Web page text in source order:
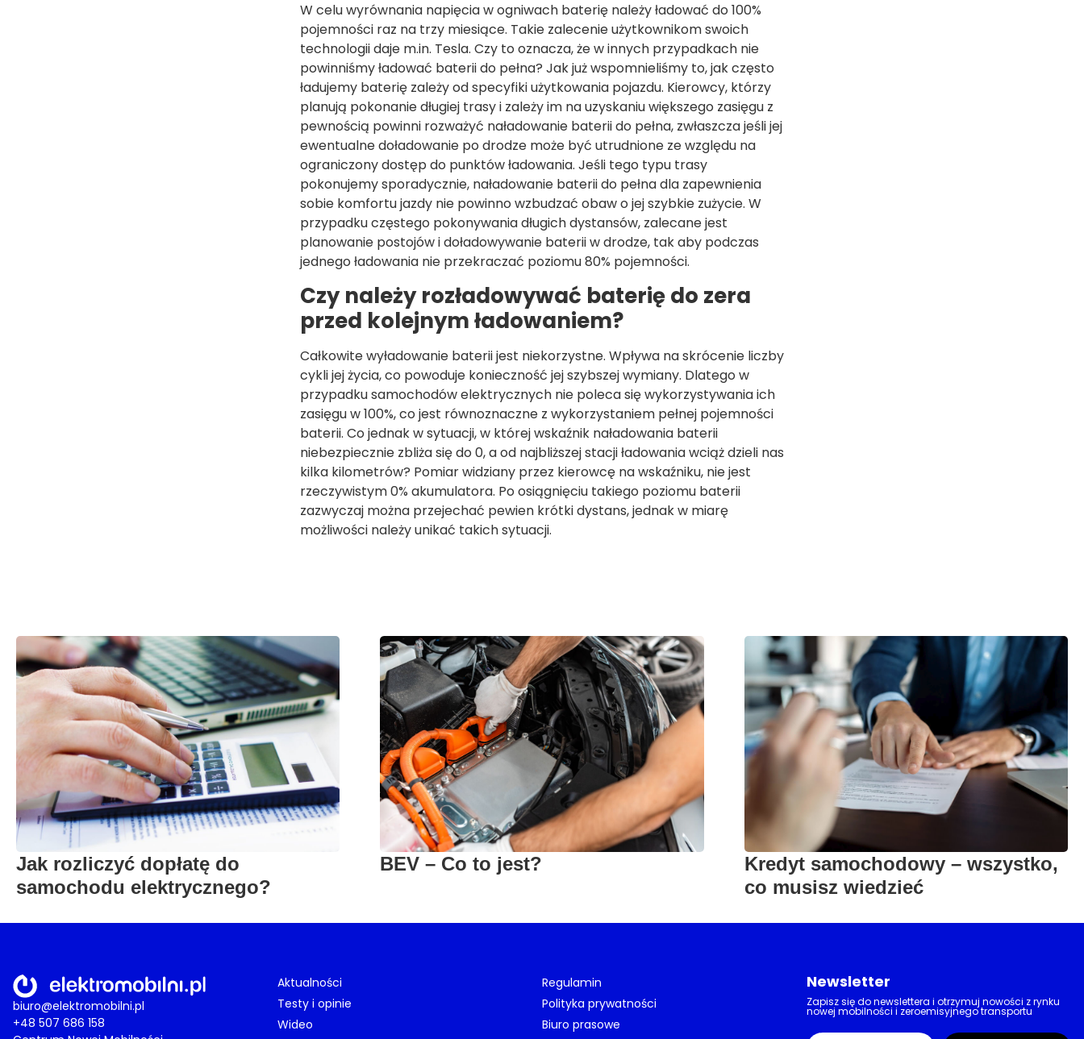
W celu wyrównania napięcia w ogniwach baterię należy ładować do 100%
pojemności raz na trzy miesiące. Takie zalecenie użytkownikom swoich
technologii daje m.in. Tesla. Czy to oznacza, że w innych przypadkach nie
powinniśmy ładować baterii do pełna? Jak już wspomnieliśmy to, jak często
ładujemy baterię zależy od specyfiki użytkowania pojazdu. Kierowcy, którzy
planują pokonanie długiej trasy i zależy im na uzyskaniu większego zasięgu z
pewnością powinni rozważyć naładowanie baterii do pełna, zwłaszcza jeśli jej
ewentualne doładowanie po drodze może być utrudnione ze względu na
ograniczony dostęp do punktów ładowania. Jeśli tego typu trasy
pokonujemy sporadycznie, naładowanie baterii do pełna dla zapewnienia
sobie komfortu jazdy nie powinno wzbudzać obaw o jej szybkie zużycie. W
przypadku częstego pokonywania długich dystansów, zalecane jest
planowanie postojów i doładowywanie baterii w drodze, tak aby podczas
jednego ładowania nie przekraczać poziomu 80% pojemności.
Czy należy rozładowywać baterię do zera
przed kolejnym ładowaniem?
Całkowite wyładowanie baterii jest niekorzystne. Wpływa na skrócenie liczby
cykli jej życia, co powoduje konieczność jej szybszej wymiany. Dlatego w
przypadku samochodów elektrycznych nie poleca się wykorzystywania ich
zasięgu w 100%, co jest równoznaczne z wykorzystaniem pełnej pojemności
baterii. Co jednak w sytuacji, w której wskaźnik naładowania baterii
niebezpiecznie zbliża się do 0, a od najbliższej stacji ładowania wciąż dzieli nas
kilka kilometrów? Pomiar widziany przez kierowcę na wskaźniku, nie jest
rzeczywistym 0% akumulatora. Po osiągnięciu takiego poziomu baterii
zazwyczaj można przejechać pewien krótki dystans, jednak w miarę
możliwości należy unikać takich sytuacji.
Jak rozliczyć dopłatę do
samochodu elektrycznego?
BEV – Co to jest?
Kredyt samochodowy – wszystko,
co musisz wiedzieć
biuro@elektromobilni.pl
+48 507 686 158
Aktualności
Testy i opinie
Wideo
Regulamin
Polityka prywatności
Biuro prasowe
Newsletter
Zapisz się do newslettera i otrzymuj nowości z rynku
nowej mobilności i zeroemisyjnego transportu